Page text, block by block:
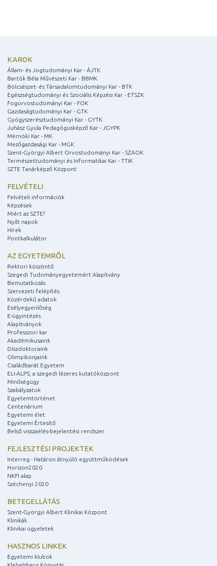
KAROK
Állam- és Jogtudományi Kar - ÁJTK
Bartók Béla Művészeti Kar - BBMK
Bölcsészet- és Társadalomtudományi Kar - BTK
Egészségtudományi és Szociális Képzési Kar - ETSZK
Fogorvostudományi Kar - FOK
Gazdaságtudományi Kar - GTK
Gyógyszerésztudományi Kar - GYTK
Juhász Gyula Pedagógusképző Kar - JGYPK
Mérnöki Kar - MK
Mezőgazdasági Kar - MGK
Szent-Györgyi Albert Orvostudományi Kar - SZAOK
Természettudományi és Informatikai Kar - TTIK
SZTE Tanárképző Központ
FELVÉTELI
Felvételi információk
Képzések
Miért az SZTE?
Nyílt napok
Hírek
Pontkalkulátor
AZ EGYETEMRŐL
Rektori köszöntő
Szegedi Tudományegyetemért Alapítvány
Bemutatkozás
Szervezeti felépítés
Közérdekű adatok
Esélyegyenlőség
E-ügyintézés
Alapítványok
Professzori kar
Akadémikusaink
Díszdoktoraink
Olimpikonjaink
Családbarát Egyetem
ELI-ALPS, a szegedi lézeres kutatóközpont
Minőségügy
Szabályzatok
Egyetemtörténet
Centenárium
Egyetemi élet
Egyetemi Értesítő
Belső visszaélés-bejelentési rendszer
FEJLESZTÉSI PROJEKTEK
Interreg - Határon átnyúló együttműködések
Horizon2020
NKFI alap
Széchenyi 2020
BETEGELLÁTÁS
Szent-Györgyi Albert Klinikai Központ
Klinikák
Klinikai ügyeletek
HASZNOS LINKEK
Egyetemi klubok